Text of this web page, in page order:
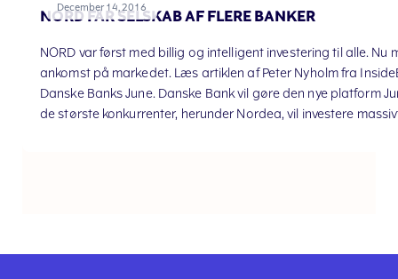
December 14, 2016
NORD FÅR SELSKAB AF FLERE BANKER
NORD var først med billig og intelligent investering til alle.
ankomst på markedet. Læs artiklen af Peter Nyholm fra
Danske Banks June. Danske Bank vil gøre den nye platform
de største konkurrenter, herunder Nordea, vil investere